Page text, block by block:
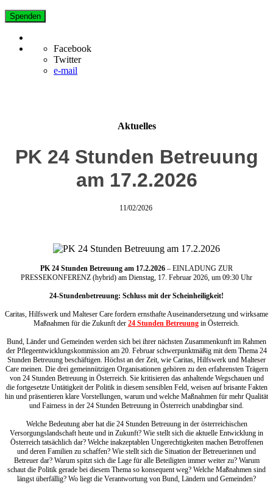
Spenden
Facebook
Twitter
e-mail
Aktuelles
PK 24 Stunden Betreuung
am 17.2.2026
11/02/2026
PK 24 Stunden Betreuung am 17.2.2026 – EINLADUNG ZUR
PRESSEKONFERENZ (hybrid) am Dienstag, 17. Februar 2026, um 09:30 Uhr
24-Stundenbetreuung: Schluss mit der Scheinheiligkeit!
Caritas, Hilfswerk und Malteser Care fordern ernsthafte Auseinandersetzung und wirksame
Maßnahmen für die Zukunft der 24 Stunden Betreuung in Österreich.
Bund, Länder und Gemeinden werden sich bei ihrer nächsten Zusammenkunft im Rahmen
der Pflegeentwicklungskommission am 20. Februar schwerpunktmäßig mit dem Thema 24
Stunden Betreuung beschäftigen. Höchst an der Zeit, wie Caritas, Hilfswerk und Malteser
Care meinen. Die drei gemeinnützigen Organisationen gehören zu den erfahrensten Trägern
von 24 Stunden Betreuung in Österreich. Sie kritisieren das anhaltende Wegschauen und
die fortgesetzte Untätigkeit der Politik in diesem sensiblen Feld, weisen auf brisante Fakten
hin und präsentieren klare Vorstellungen, warum und welche Maßnahmen für mehr Qualität
und Fairness in der 24 Stunden Betreuung in Österreich unabdingbar sind.
Welche Bedeutung aber hat die 24 Stunden Betreuung in der österreichischen
Versorgungslandschaft heute und in Zukunft? Wie stellt sich die aktuelle Entwicklung in
Österreich tatsächlich dar? Welche inakzeptablen Ungerechtigkeiten machen Betroffenen
und deren Familien zu schaffen? Wie stellt sich die Situation der Betreuerinnen und
Betreuer dar? Warum spitzt sich die Lage für alle Beteiligten immer weiter zu? Warum
schaut die Politik gerade bei diesem Thema so konsequent weg? Welche Maßnahmen sind
längst überfällig? Wo liegt die Verantwortung von Bund, Ländern und Gemeinden?